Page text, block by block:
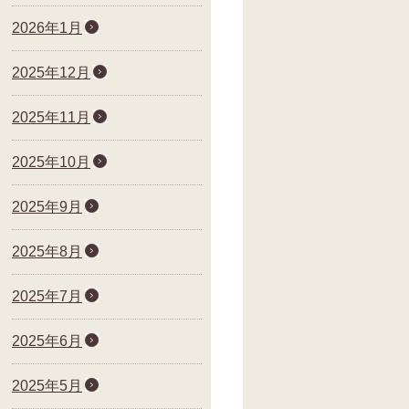
2026年1月
2025年12月
2025年11月
2025年10月
2025年9月
2025年8月
2025年7月
2025年6月
2025年5月